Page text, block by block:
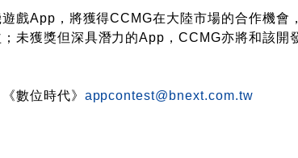
戲App，將獲得CCMG在大陸市場的合作機會
未獲獎但深具潛力的App，CCMG亦將和該開
《數位時代》 appcontest@bnext.com.tw